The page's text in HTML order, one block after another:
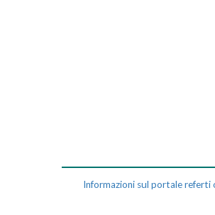
Informazioni sul portale referti